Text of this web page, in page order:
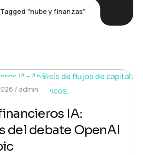
"nube y finanzas"
admin
IA:
del debate OpenAI